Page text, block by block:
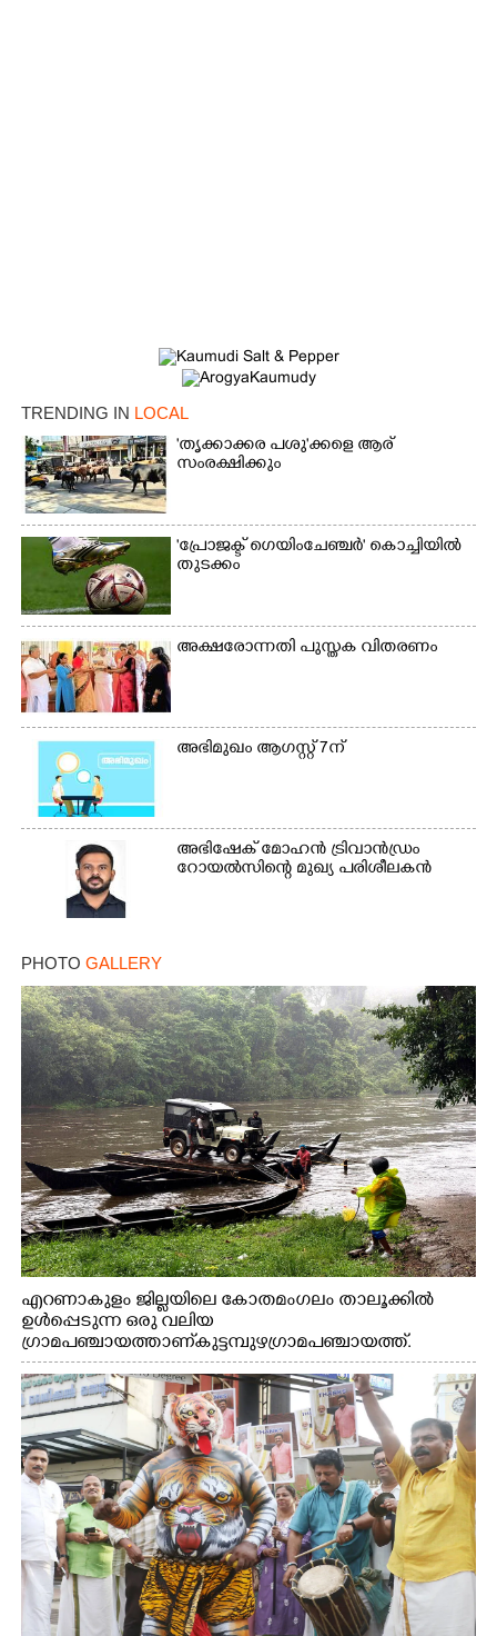
TRENDING IN LOCAL
'തൃക്കാക്കര പശു'ക്കളെ ആര്
സംരക്ഷിക്കും
'പ്രോജക്ട് ഗെയിംചേഞ്ചർ' കൊച്ചിയിൽ
തുടക്കം
അക്ഷരോന്നതി പുസ്തക വിതരണം
അഭിമുഖം ആഗസ്റ്റ് 7ന്
അഭിഷേക് മോഹൻ ട്രിവാൻഡ്രം
റോയൽസിന്റെ മുഖ്യ പരിശീലകൻ
PHOTO GALLERY
എറണാകുളം ജില്ലയിലെ കോതമംഗലം താലൂക്കിൽ
ഉൾപ്പെടുന്ന ഒരു വലിയ
ഗ്രാമപഞ്ചായത്താണ് കുട്ടമ്പുഴ ഗ്രാമ പഞ്ചായത്ത്.
ആദിവാസി ഊരുകളായ വെള്ളാരംകുത്ത്, കത്തിപ്പാറ,
ഉറിയംപെട്ടി, തേക്കല്ല്, വെട്ടിക്കല്ല്, മഞ്ചപ്പാറ എന്നീ ആറു
സ്ഥലങ്ങളിലേക്കുള്ള പ്രധാന സഞ്ചാര മാർഗമാണ് ഈ
കാണുന്ന കടത്ത് വള്ളം
Copy Link